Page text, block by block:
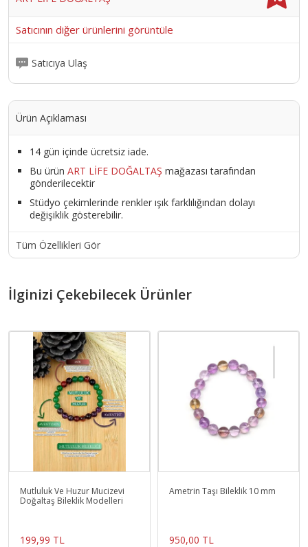
farklılıklar olabilir.
Satıcının diğer ürünlerini görüntüle
Satıcıya Ulaş
Ürün Açıklaması
14 gün içinde ücretsiz iade.
Bu ürün ART LİFE DOĞALTAŞ mağazası tarafından
gönderilecektir
Stüdyo çekimlerinde renkler ışık farklılığından dolayı
değişiklik gösterebilir.
Tüm Özellikleri Gör
İlginizi Çekebilecek Ürünler
Mutluluk Ve Huzur Mucizevi
Doğaltaş Bileklik Modelleri
199,99 TL
Ametrin Taşı Bileklik 10 mm
950,00 TL